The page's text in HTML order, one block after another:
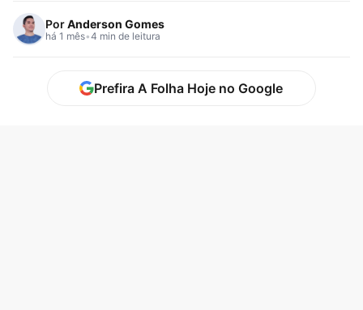
PorAnderson Gomes
há 1 mês•4 min de leitura
Prefira A Folha Hoje no Google